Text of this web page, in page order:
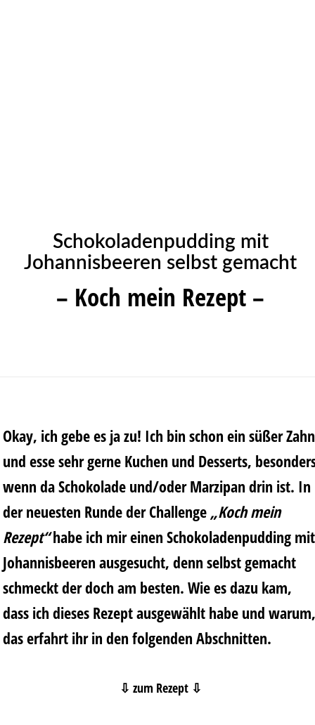
Schokoladenpudding mit
Johannisbeeren selbst gemacht
– Koch mein Rezept –
Okay, ich gebe es ja zu! Ich bin schon ein süßer Zahn
und esse sehr gerne Kuchen und Desserts,
wenn da Schokolade und/oder Marzipan drin ist. In
der neuesten Runde der Challenge „Koch mein
Rezept“habe ich mir einen Schokoladenpudding mit
Johannisbeeren ausgesucht, denn selbst gemacht
schmeckt der doch am besten. Wie es dazu kam,
dass ich dieses Rezept ausgewählt habe und warum,
das erfahrt ihr in den folgenden Abschnitten.
⇩ zum Rezept ⇩